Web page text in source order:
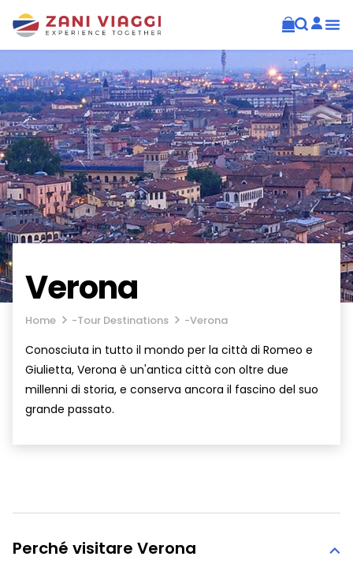
Verona
Home -Tour Destinations -Verona
Conosciuta in tutto il mondo per la città di Romeo e
Giulietta, Verona è un'antica città con oltre due
millenni di storia, e conserva ancora il fascino del suo
grande passato.
Perché visitare Verona